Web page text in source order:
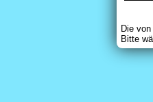
Die
Bitte